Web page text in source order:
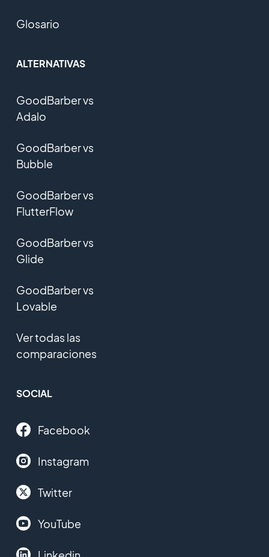
Glosario
ALTERNATIVAS
GoodBarber vs
Adalo
GoodBarber vs
Bubble
GoodBarber vs
FlutterFlow
GoodBarber vs
Glide
GoodBarber vs
Lovable
Ver todas las
comparaciones
SOCIAL
Facebook
Instagram
Twitter
YouTube